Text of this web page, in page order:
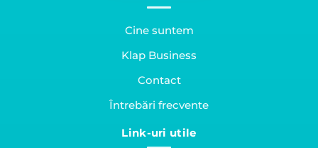
Cine suntem
Klap Business
Contact
Întrebări frecvente
Link-uri utile